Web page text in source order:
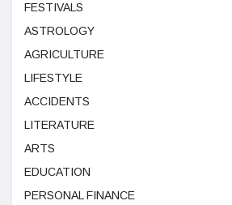
FESTIVALS
ASTROLOGY
AGRICULTURE
LIFESTYLE
ACCIDENTS
LITERATURE
ARTS
EDUCATION
PERSONAL FINANCE